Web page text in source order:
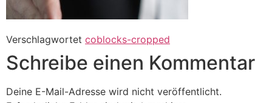
Verschlagwortet coblocks-cropped
Schreibe einen Kommentar
Deine E-Mail-Adresse wird nicht veröffentlicht.